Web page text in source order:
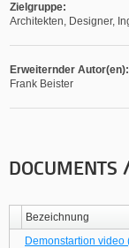
Zielgruppe:
Architekten, Designer,
Erweiternder Autor(en):
Frank Beister
DOCUMENTS
Bezeichnung
Demonstartion video